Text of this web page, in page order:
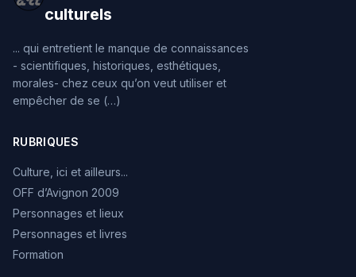
culturels
... qui entretient le manque de connaissances
- scientifiques, historiques, esthétiques,
morales- chez ceux qu’on veut utiliser et
empêcher de se (…)
RUBRIQUES
Culture, ici et ailleurs...
OFF d’Avignon 2009
Personnages et lieux
Personnages et livres
Formation